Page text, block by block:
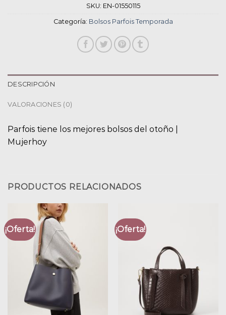
SKU: EN-01550115
Categoría: Bolsos Parfois Temporada
DESCRIPCIÓN
VALORACIONES (0)
Parfois tiene los mejores bolsos del otoño |
Mujerhoy
PRODUCTOS RELACIONADOS
¡Oferta! ¡Oferta!